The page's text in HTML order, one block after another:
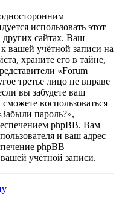
использовать этот
других сайтах. Ваш
к вашей учётной записи на
храните его в тайне,
«Forum
третье лицо не вправе
вы забудете ваш
воспользоваться
пароль?»,
phpBB. Вам
и ваш адрес
phpBB
учётной записи.